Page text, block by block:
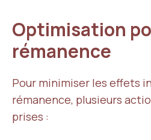
Optimisation
rémanence
Pour minimiser les effets
rémanence, plusieurs
prises :